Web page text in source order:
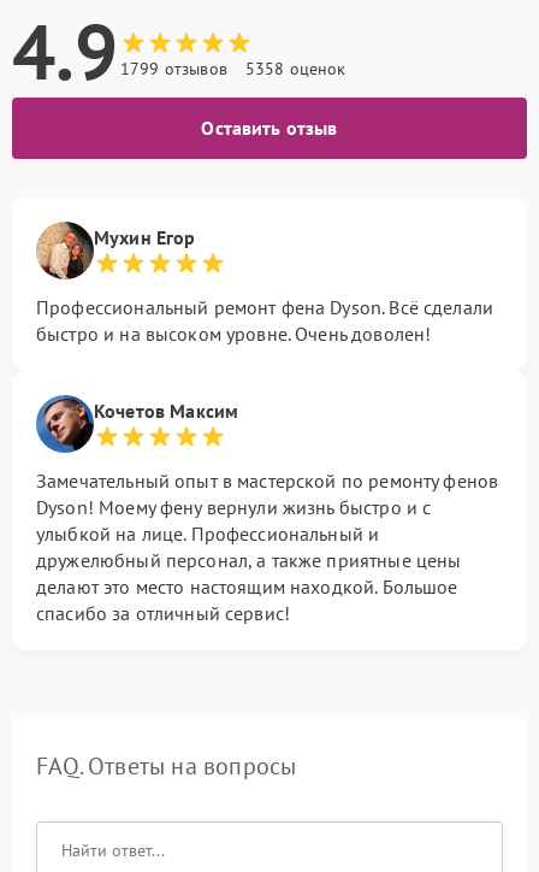
4.9 1799 отзывов 5358 оценок
Оставить отзыв
Мухин Егор
Профессиональный ремонт фена Dyson. Всё сделали
быстро и на высоком уровне. Очень доволен!
Кочетов Максим
Замечательный опыт в мастерской по ремонту фенов
Dyson! Моему фену вернули жизнь быстро и с
улыбкой на лице. Профессиональный и
дружелюбный персонал, а также приятные цены
делают это место настоящим находкой. Большое
спасибо за отличный сервис!
FAQ. Ответы на вопросы